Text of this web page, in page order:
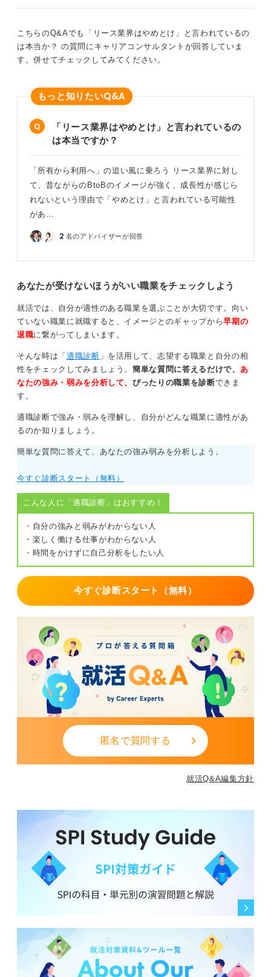
全体を把握し、コンサルティング的な視点で最適な提案
をおこなう高度なスキルが身に付くでしょう。また、物
件の提供元（サプライヤー）と顧客との間に立って調整
節税対策の一環としても利用される仕組みであり、業界
し、差別化が難しい業界であるがゆえに企業の体力勝負
になりやすく、業界再編（合併など）が起こりやすいの
リースという金融知識に加え、経営的な視点も養える、
チャレンジングな業界だととらえると良いでしょう。
こちらのQ&Aでも「リース業界はやめとけ」と言われているの
は本当か？ の質問にキャリアコンサルタントが回答していま
す。併せてチェックしてみてください。
もっと知りたいQ&A
「リース業界はやめとけ」と言われているの
は本当ですか？
「所有から利用へ」の追い風に乗ろう リース業界に対し
て、昔ながらのBtoBのイメージが強く、成長性が感じら
れないという理由で「やめとけ」と言われている可能性
があ…
2 名のアドバイザーが回答
あなたが受けないほうがいい職業をチェックしよう
就活では、自分が適性のある職業を選ぶことが大切です。向い
ていない職業に就職すると、イメージとのギャップから早期の
退職に繋がってしまいます。
そんな時は「 適職診断 」を活用して、志望する職業と自分の相
性をチェックしてみましょう。簡単な質問に答えるだけで、 あ
なたの強み・弱みを分析して、ぴったりの職業を診断できま
す。
適職診断で強み・弱みを理解し、自分がどんな職業に適性があ
るのか知りましょう。
簡単な質問に答えて、あなたの強み弱みを分析しよう。
今すぐ診断スタート（無料）
こんな人に「適職診断」はおすすめ！
・自分の強みと弱みがわからない人
・楽しく働ける仕事がわからない人
・時間をかけずに自己分析をしたい人
今すぐ診断スタート（無料）
匿名で質問する
就活Q&A編集方針